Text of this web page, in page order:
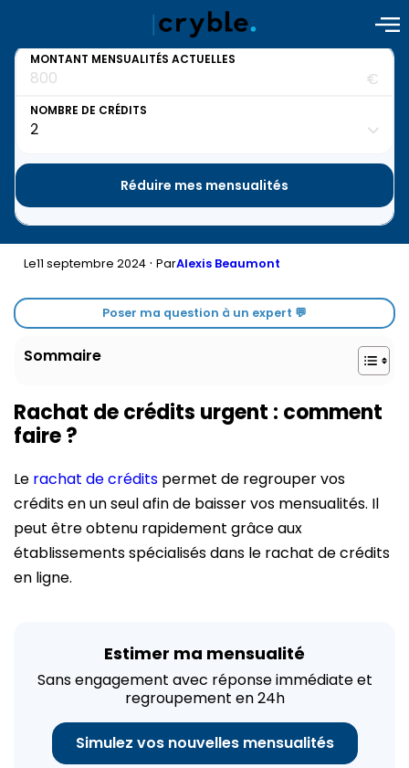
MONTANT MENSUALITÉS ACTUELLES
€
NOMBRE DE CRÉDITS
Réduire mes mensualités
Le11 septembre 2024· ParAlexis Beaumont
Poser ma question à un expert 💬
Sommaire
Rachat de crédits urgent : comment
faire ?
Le rachat de crédits permet de regrouper vos
crédits en un seul afin de baisser vos mensualités. Il
peut être obtenu rapidement grâce aux
établissements spécialisés dans le rachat de crédits
en ligne.
Estimer ma mensualité
Sans engagement avec réponse immédiate et
regroupement en 24h
Simulez vos nouvelles mensualités